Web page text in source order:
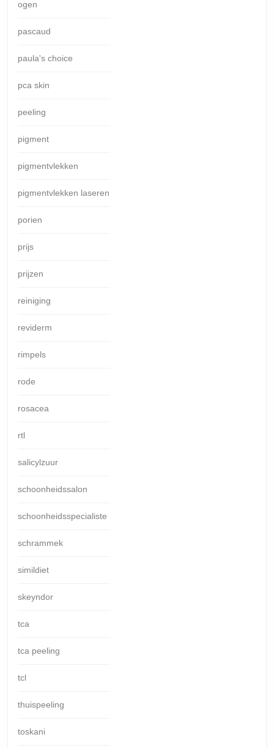
ogen
pascaud
paula's choice
pca skin
peeling
pigment
pigmentvlekken
pigmentvlekken laseren
porien
prijs
prijzen
reiniging
reviderm
rimpels
rode
rosacea
rtl
salicylzuur
schoonheidssalon
schoonheidsspecialiste
schrammek
simildiet
skeyndor
tca
tca peeling
tcl
thuispeeling
toskani